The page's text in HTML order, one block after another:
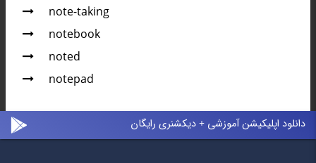
note-taking
notebook
noted
notepad
دانلود اپلیکیشن آموزشی + دیکشنری رایگان